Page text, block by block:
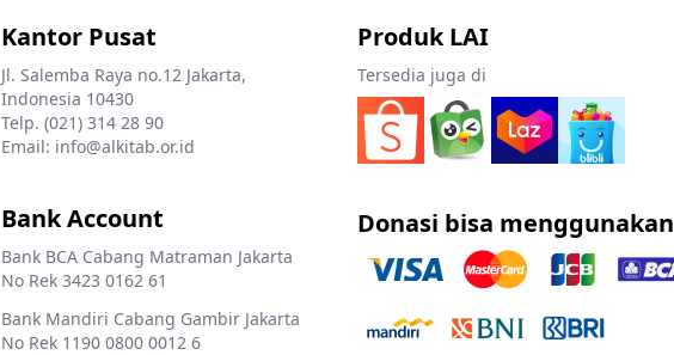
Kantor Pusat
Jl. Salemba Raya no.12 Jakarta,
Indonesia 10430
Telp. (021) 314 28 90
Email: info@alkitab.or.id
Bank Account
Bank BCA Cabang Matraman Jakarta
No Rek 3423 0162 61
Bank Mandiri Cabang Gambir Jakarta
No Rek 1190 0800 0012 6
Produk LAI
Tersedia juga di
Donasi bisa menggunakan